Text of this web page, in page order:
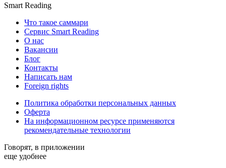
Smart Reading
Что такое саммари
Сервис Smart Reading
О нас
Вакансии
Блог
Контакты
Написать нам
Foreign rights
Политика обработки персональных данных
Оферта
На информационном ресурсе применяются
рекомендательные технологии
Говорят, в приложении
еще удобнее